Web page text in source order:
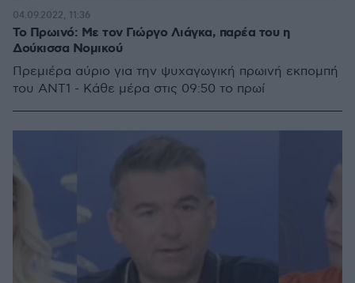
Το Πρωινό: Με τον Γιώργο Λιάγκα, παρέα του η
Δούκισσα Νομικού
Πρεμιέρα αύριο για την ψυχαγωγική πρωινή εκπομπή
του ΑΝΤ1 - Κάθε μέρα στις 09:50 το πρωί
04.09.2022, 11:36